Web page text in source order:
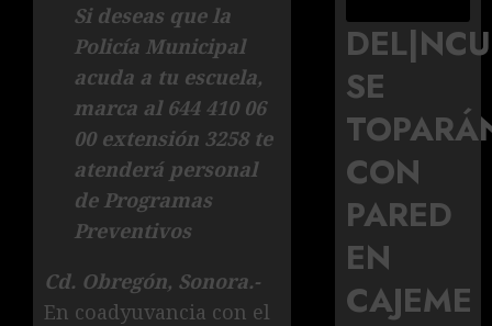
Si deseas que la
Policía Municipal
acuda a tu escuela,
marca al 644 410 06
00 extensión 3258 te
atenderá personal
de Programas
Preventivos
Cd. Obregón, Sonora.-
En coadyuvancia con el
SE
CON
PARED
EN
CAJEME